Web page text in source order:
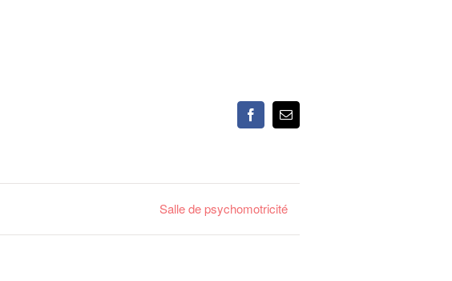
FacebookEmail
Salle de psychomotricité